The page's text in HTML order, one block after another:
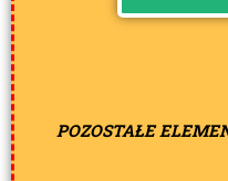
POZOSTAŁE